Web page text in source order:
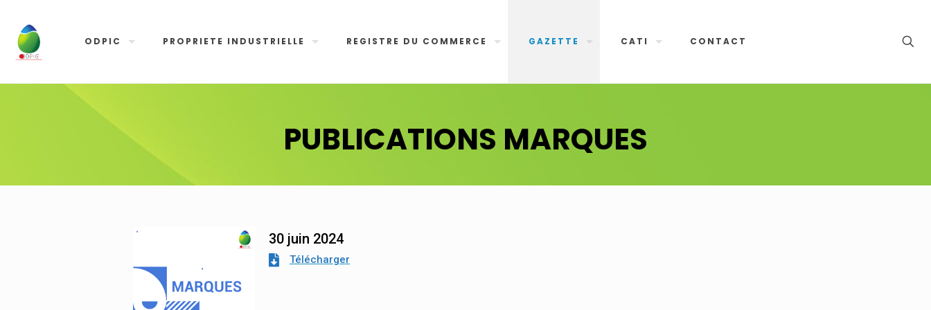
ODPIC PROPRIETE INDUSTRIELLE REGISTRE DU COMMERCE GAZETTE CATI CONTACT
PUBLICATIONS MARQUES
30 juin 2024
Télécharger